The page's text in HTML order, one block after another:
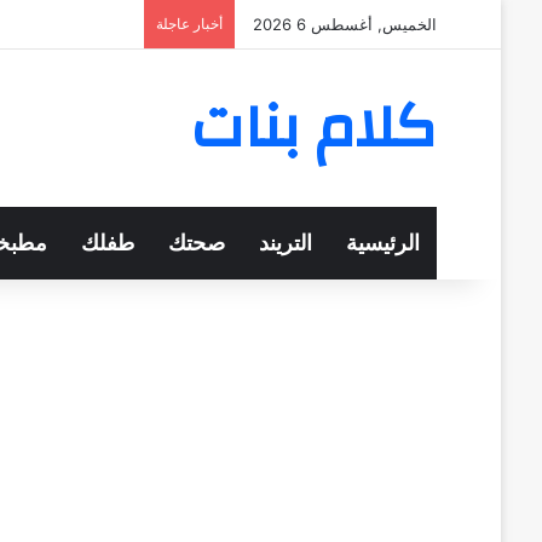
الخميس, أغسطس 6 2026 أخبار عاجلة
كلام بنات
الرئيسية التريند صحتك طفلك